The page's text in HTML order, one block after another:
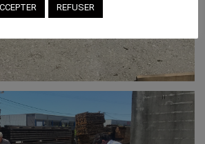
REFUSER